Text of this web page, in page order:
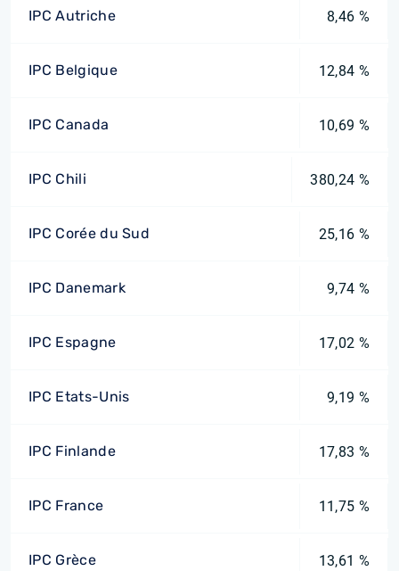
IPC Autriche 8,46 %
IPC Belgique 12,84 %
IPC Canada 10,69 %
IPC Chili 380,24 %
IPC Corée du Sud 25,16 %
IPC Danemark 9,74 %
IPC Espagne 17,02 %
IPC Etats-Unis 9,19 %
IPC Finlande 17,83 %
IPC France 11,75 %
IPC Grèce 13,61 %